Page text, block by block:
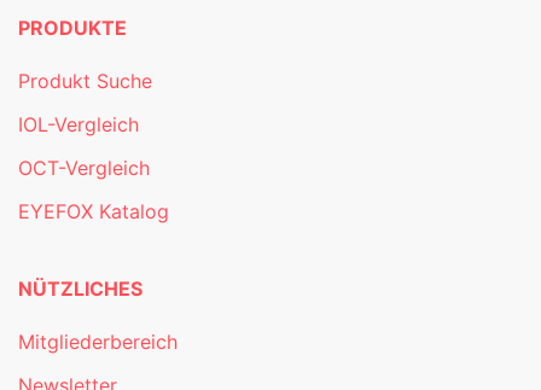
PRODUKTE
Produkt Suche
IOL-Vergleich
OCT-Vergleich
EYEFOX Katalog
NÜTZLICHES
Mitgliederbereich